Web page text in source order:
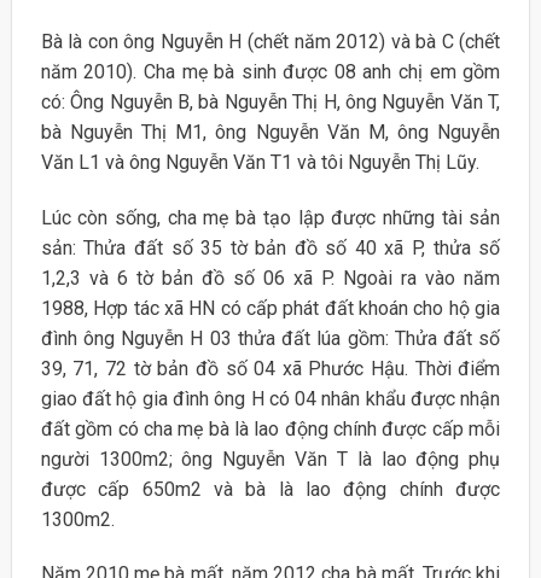
Bà là con ông Nguyễn H (chết năm 2012) và bà C (chết
năm 2010). Cha mẹ bà sinh được 08 anh chị em gồm
có: Ông Nguyễn B, bà Nguyễn Thị H, ông Nguyễn Văn T,
bà Nguyễn Thị M1, ông Nguyễn Văn M, ông Nguyễn
Văn L1 và ông Nguyễn Văn T1 và tôi Nguyễn Thị Lũy.
Lúc còn sống, cha mẹ bà tạo lập được những tài sản
sản: Thửa đất số 35 tờ bản đồ số 40 xã P, thửa số
1,2,3 và 6 tờ bản đồ số 06 xã P. Ngoài ra vào năm
1988, Hợp tác xã HN có cấp phát đất khoán cho hộ gia
đình ông Nguyễn H 03 thửa đất lúa gồm: Thửa đất số
39, 71, 72 tờ bản đồ số 04 xã Phước Hậu. Thời điểm
giao đất hộ gia đình ông H có 04 nhân khẩu được nhận
đất gồm có cha mẹ bà là lao động chính được cấp mỗi
người 1300m2; ông Nguyễn Văn T là lao động phụ
được cấp 650m2 và bà là lao động chính được
1300m2.